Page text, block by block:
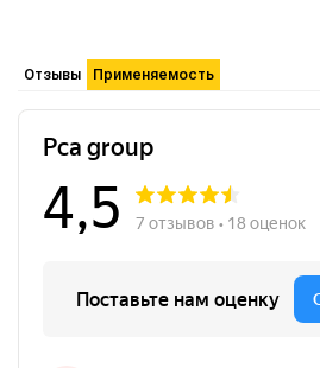
Отзывы Применяемость